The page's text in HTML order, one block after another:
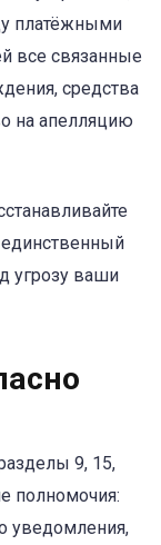
платёжными
все связанные
средства
на апелляцию
угрозу ваши
9, 15,
полномочия:
уведомления,